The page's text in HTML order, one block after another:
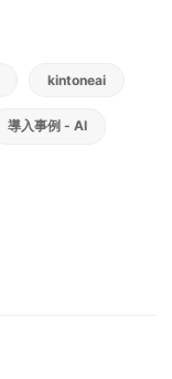
kintoneai
導入事例 - AI